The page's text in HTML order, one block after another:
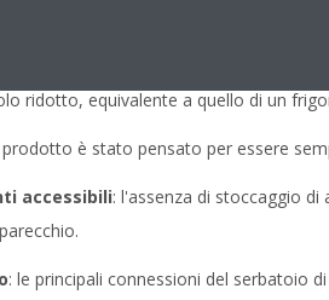
ridotto, equivalente a quello di un
prodotto è stato pensato per essere
accessibili: l'assenza di stoccaggio di
: le principali connessioni del serbatoio